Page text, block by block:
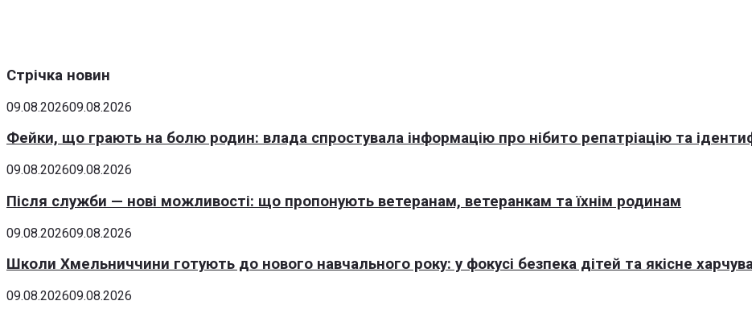
Стрічка новин
09.08.202609.08.2026
Фейки, що грають на болю родин: влада спростувала інформацію про нібито репатріацію та
09.08.202609.08.2026
Після служби — нові можливості: що пропонують ветеранам, ветеранкам та їхнім родинам
09.08.202609.08.2026
Школи Хмельниччини готують до нового навчального року: у фокусі безпека дітей та якісне
09.08.202609.08.2026